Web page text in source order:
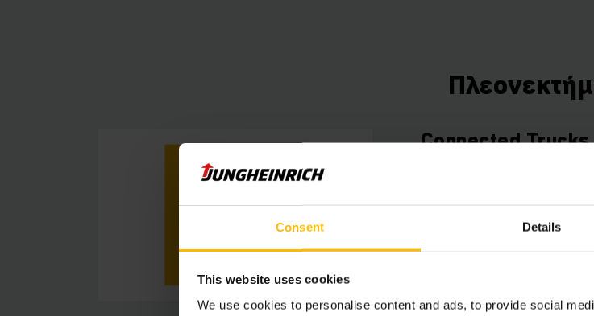
Consent Details
This website uses cookies
We use cookies to personalise content and ads, to provide social
Connected Trucks
increase efficiency. Our
a free fleet management
expanded with various